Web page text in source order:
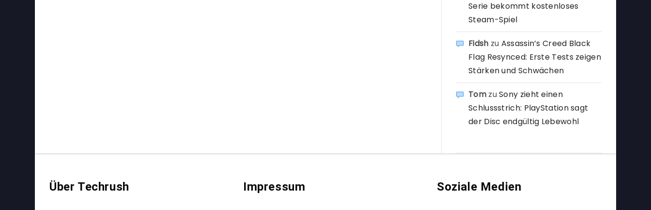
Serie bekommt kostenloses
Steam-Spiel
Fidsh zu Assassin’s Creed Black
Flag Resynced: Erste Tests zeigen
Stärken und Schwächen
TomzuSony zieht einen
Schlussstrich: PlayStation sagt
der Disc endgültig Lebewohl
Über Techrush Impressum Soziale Medien